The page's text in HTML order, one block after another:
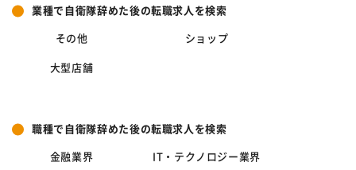
業種で自衛隊辞めた後の転職求人を検索
その他 ショップ
大型店舗
職種で自衛隊辞めた後の転職求人を検索
金融業界 IT・テクノロジー業界